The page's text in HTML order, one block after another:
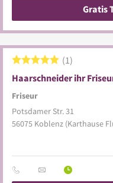
Gratis
Haarschneider ihr
Friseur
1
Potsdamer Str. 31
56075 Koblenz (Karthause